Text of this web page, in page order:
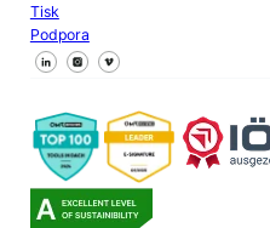
Tisk
Podpora
Sledujte nás na Facebooku
Sledujte nás na X
Sledujte nás na